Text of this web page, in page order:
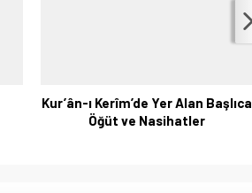
Kur’ân-ı Kerîm’de Yer Alan Başlıca
Öğüt ve Nasihatler